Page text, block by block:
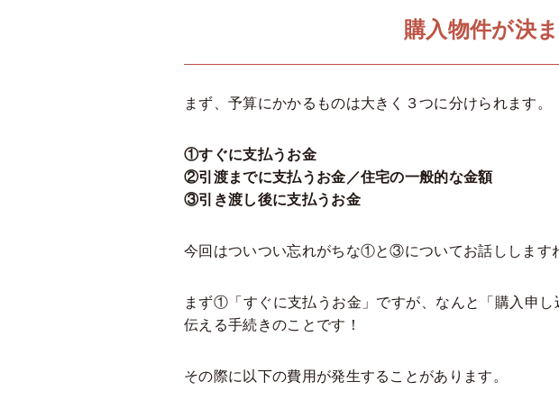
購入物件が決
まず、予算にかかるものは大きく３つに分けられます。
①すぐに支払うお金
②引渡までに支払うお金／住宅の一般的な金額
③引き渡し後に支払うお金
今回はついつい忘れがちな①と③についてお話しします
まず①「すぐに支払うお金」ですが、なんと「購入申
伝える手続きのことです！
その際に以下の費用が発生することがあります。